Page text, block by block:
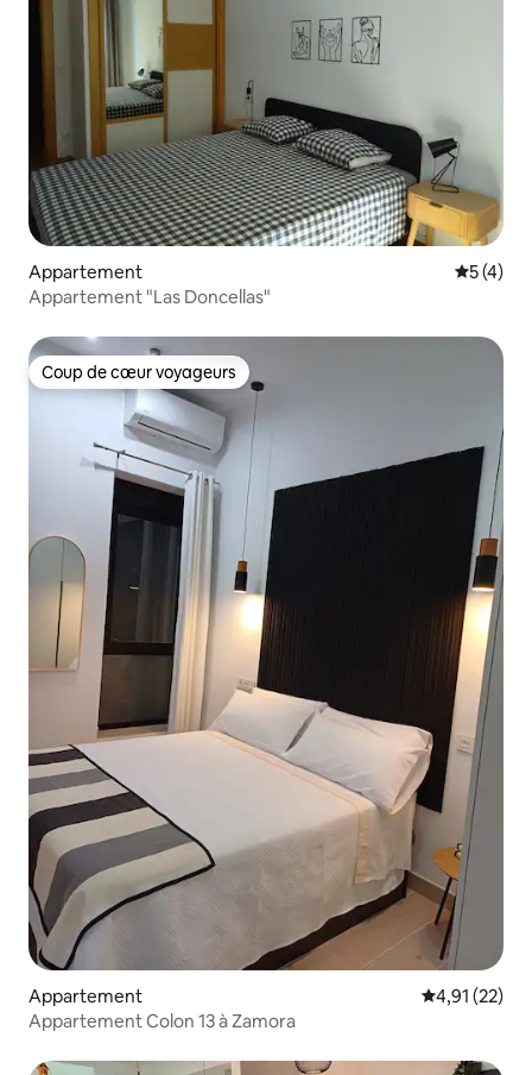
Appartement
5 (4)
Appartement "Las Doncellas"
Coup de cœur voyageurs
Coup de cœur voyageurs
Appartement Évaluation
4,91 (22)
Appartement Colon 13 à Zamora